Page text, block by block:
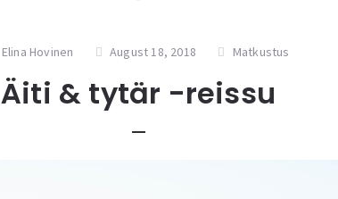
Elina Hovinen August 18, 2018 Matkustus
Äiti & tytär -reissu